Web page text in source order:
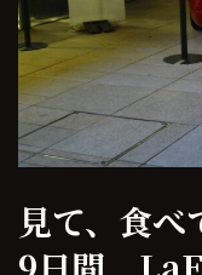
見て、食